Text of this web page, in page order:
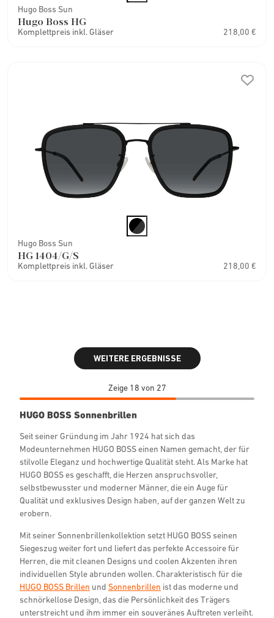
Hugo Boss Sun
Hugo Boss HG
Komplettpreis inkl. Gläser 218,00 €
Hugo Boss Sun
HG 1404/G/S
Komplettpreis inkl. Gläser 218,00 €
WEITERE ERGEBNISSE
Zeige 18 von 27
HUGO BOSS Sonnenbrillen
Seit seiner Gründung im Jahr 1924 hat sich das
Modeunternehmen HUGO BOSS einen Namen gemacht, der für
stilvolle Eleganz und hochwertige Qualität steht. Als Marke hat
HUGO BOSS es geschafft, die Herzen anspruchsvoller,
selbstbewusster und moderner Männer, die ein Auge für
Qualität und exklusives Design haben, auf der ganzen Welt zu
erobern.
Mit seiner Sonnenbrillenkollektion setzt HUGO BOSS seinen
Siegeszug weiter fort und liefert das perfekte Accessoire für
Herren, die mit cleanen Designs und coolen Akzenten ihren
individuellen Style abrunden wollen. Charakteristisch für die
HUGO BOSS Brillen und Sonnenbrillen ist das moderne und
schnörkellose Design, das die Persönlichkeit des Trägers
unterstreicht und ihm immer ein souveränes Auftreten verleiht.